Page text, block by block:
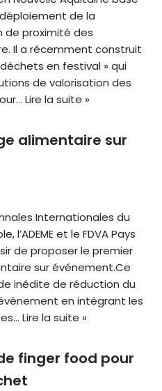
de la
de proximité des
Il a récemment construit
en festival » qui
de valorisation des
Lire la suite »
alimentaire sur
Internationales du
et le FDVA Pays
de proposer le premier
sur événement.Ce
inédite de réduction du
en intégrant les
Lire la suite »
finger food pour